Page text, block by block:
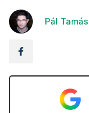
Pál Tamás